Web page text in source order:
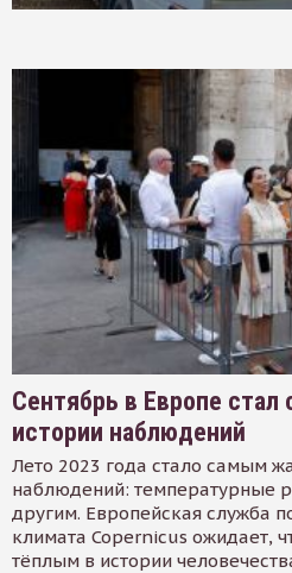
Сентябрь в Европе
истории наблюдений
Лето 2023 года стало самым
наблюдений: температурные
другим. Европейская служба
климата Copernicus ожидает,
тёплым в истории